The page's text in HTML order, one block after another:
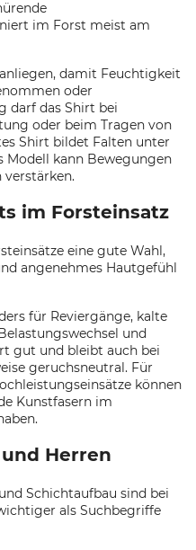
im Forst meist am
damit Feuchtigkeit
oder
darf das Shirt bei
oder beim Tragen von
Shirt bildet Falten unter
Modell kann Bewegungen
im Forsteinsatz
eine gute Wahl,
angenehmes Hautgefühl
für Reviergänge, kalte
und
gut und bleibt auch bei
geruchsneutral. Für
können
Kunstfasern im
Herren
Schichtaufbau sind bei
als Suchbegriffe